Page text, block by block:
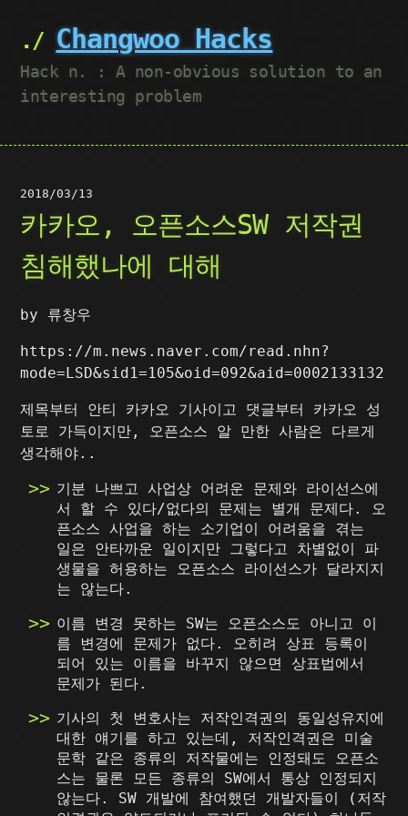
Changwoo Hacks
Hack n. : A non-obvious solution to an
interesting problem
2018/03/13
카카오, 오픈소스SW 저작권
침해했나에 대해
by 류창우
https://m.news.naver.com/read.nhn?
mode=LSD&sid1=105&oid=092&aid=0002133132
제목부터 안티 카카오 기사이고 댓글부터 카카오 성
토로 가득이지만, 오픈소스 알 만한 사람은 다르게
생각해야..
기분 나쁘고 사업상 어려운 문제와 라이선스에
서 할 수 있다/없다의 문제는 별개 문제다. 오
픈소스 사업을 하는 소기업이 어려움을 겪는
일은 안타까운 일이지만 그렇다고 차별없이 파
생물을 허용하는 오픈소스 라이선스가 달라지지
는 않는다.
이름 변경 못하는 SW는 오픈소스도 아니고 이
름 변경에 문제가 없다. 오히려 상표 등록이
되어 있는 이름을 바꾸지 않으면 상표법에서
문제가 된다.
기사의 첫 변호사는 저작인격권의 동일성유지에
대한 얘기를 하고 있는데, 저작인격권은 미술
문학 같은 종류의 저작물에는 인정돼도 오픈소
스는 물론 모든 종류의 SW에서 통상 인정되지
않는다. SW 개발에 참여했던 개발자들이 (저작